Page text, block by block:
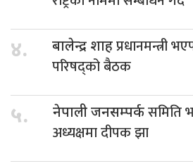
४. बालेन्द्र शाहप्रधानमन्त्री
परिषद्को बैठक
५. नेपाली जनसम्पर्कसमिति
अध्यक्षमा दीपक झा